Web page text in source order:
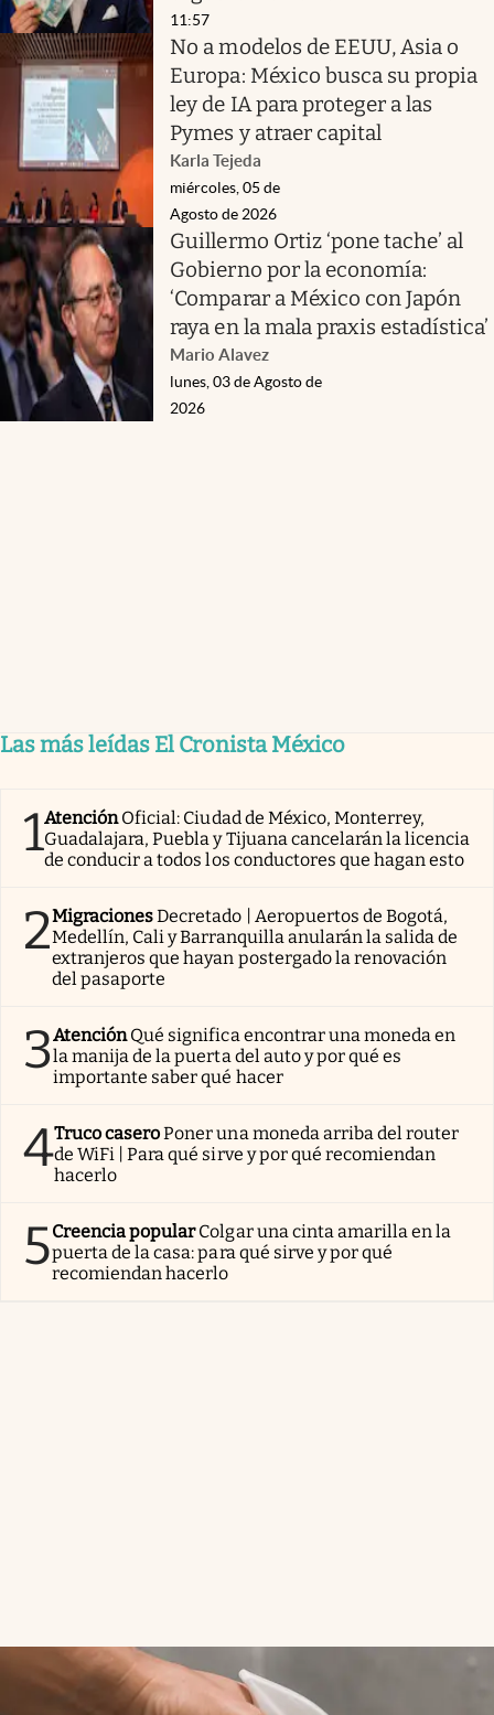
11:57
No a modelos de EEUU, Asia o
Europa: México busca su propia
ley de IA para proteger a las
Pymes y atraer capital
Karla Tejeda
miércoles, 05 de
Agosto de 2026
Guillermo Ortiz ‘pone tache’ al
Gobierno por la economía:
‘Comparar a México con Japón
raya en la mala praxis estadística’
Mario Alavez
lunes, 03 de Agosto de
2026
Las más leídas El Cronista México
1AtenciónOficial: Ciudad de México, Monterrey,
Guadalajara, Puebla y Tijuana cancelarán la licencia
de conducir a todos los conductores que hagan esto
2MigracionesDecretado | Aeropuertos de Bogotá,
Medellín, Cali y Barranquilla anularán la salida de
extranjeros que hayan postergado la renovación
del pasaporte
3AtenciónQué significa encontrar una moneda en
la manija de la puerta del auto y por qué es
importante saber qué hacer
4Truco caseroPoner una moneda arriba del router
de WiFi | Para qué sirve y por qué recomiendan
hacerlo
5Creencia popularColgar una cinta amarilla en la
puerta de la casa: para qué sirve y por qué
recomiendan hacerlo